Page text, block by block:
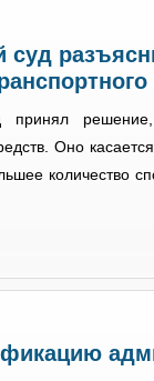
суд
принял
Оно
количество